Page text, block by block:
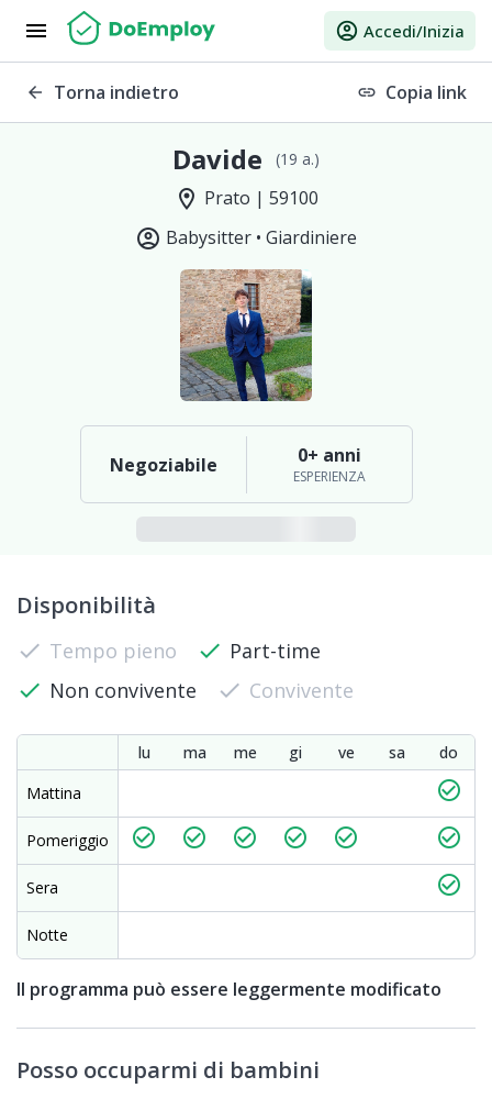
menu account_circle Accedi/Inizia
arrow_back Torna indietro link Copia link
Davide (19 a.)
location_on Prato | 59100
account_circle Babysitter • Giardiniere
Negoziabile 0+ anni
ESPERIENZA
Disponibilità
check Tempo pieno check Part-time
check Non convivente check Convivente
lu ma me gi ve sa
do
Mattina
check_circle_outline
Pomeriggio check_circle_outline check_circle_outline check_circle_outline check_circle_outline check_circle_outline check_circle_outline
Sera check_circle_outline
Notte
Il programma può essere leggermente modificato
Posso occuparmi di bambini